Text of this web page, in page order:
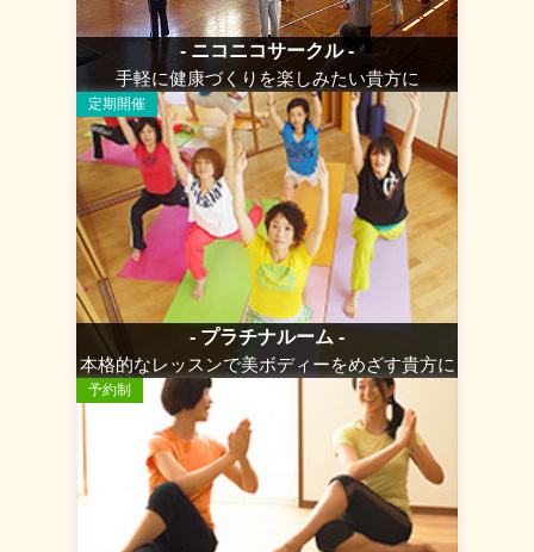
- ニコニコサークル -
手軽に健康づくりを楽しみたい貴方に
定期開催
- プラチナルーム -
本格的なレッスンで美ボディーをめざす貴方に
予約制